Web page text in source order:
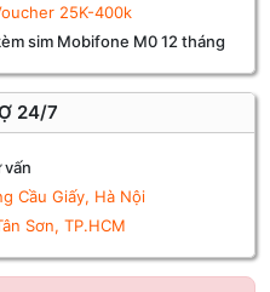
25K-400k
sim Mobifone M0 12 tháng
24/7
vấn
Cầu Giấy, Hà Nội
Sơn, TP.HCM